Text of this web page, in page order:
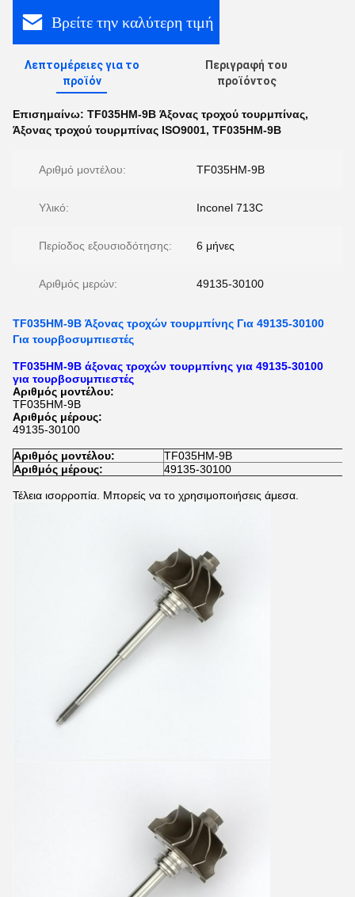
Βρείτε την καλύτερη τιμή
Λεπτομέρειες για το
προϊόν
Περιγραφή του
προϊόντος
Επισημαίνω: TF035HM-9B Άξονας τροχού τουρμπίνας,
Άξονας τροχού τουρμπίνας ISO9001, TF035HM-9B
Αριθμό μοντέλου: TF035HM-9B
Υλικό: Inconel 713C
Περίοδος εξουσιοδότησης: 6 μήνες
Αριθμός μερών: 49135-30100
TF035HM-9B Άξονας τροχών τουρμπίνης Για 49135-30100
Για τουρβοσυμπιεστές
TF035HM-9B άξονας τροχών τουρμπίνης για 49135-30100
για τουρβοσυμπιεστές
Αριθμός μοντέλου:
TF035HM-9B
Αριθμός μέρους:
49135-30100
Αριθμός μοντέλου:
TF035HM-9B
Αριθμός μέρους:
49135-30100
Τέλεια ισορροπία. Μπορείς να το χρησιμοποιήσεις άμεσα.